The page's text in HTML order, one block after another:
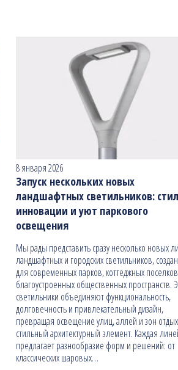
8 января 2026
Запуск нескольких новых
ландшафтных светильников:
инновации и уют паркового
освещения
Мы рады представить сразу несколько новых
ландшафтных и городских светильников,
для современных парков, коттеджных
благоустроенных общественных пространств.
светильники объединяют функциональность,
долговечность и привлекательный дизайн,
превращая освещение улиц, аллей и зон
стильный архитектурный элемент. Каждая
предлагает разнообразие форм и решений: от
классических шаровых…